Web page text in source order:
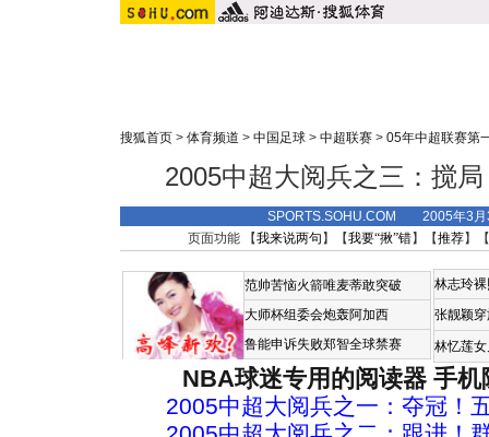
搜狐首页 > 体育频道 > 中国足球 > 中超联赛 > 05年中超联赛第
2005中超大阅兵之三：搅
SPORTS.SOHU.COM 2005年3
页面功能 【我来说两句 】【我要“揪”错】【推荐】
范帅苦恼火箭唯麦蒂敢突破
大师杯组委会炮轰阿加西
鲁能申诉失败郑智全球禁赛
林志玲
张靓颖
林忆莲
NBA球迷专用的阅读器 手机
2005中超大阅兵之一：夺冠！